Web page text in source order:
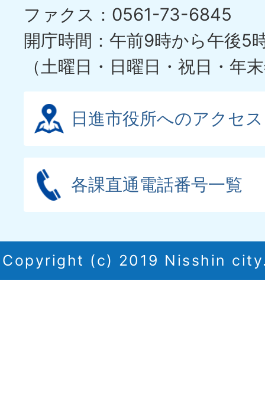
ファクス：0561-73-6845
開庁時間：午前9時から午後5
（土曜日・日曜日・祝日・年
日進市役所へのアクセス
各課直通電話番号一覧
Copyright (c) 2019 Nisshin